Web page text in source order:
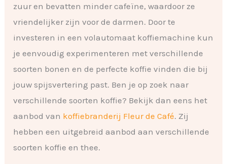
zuur en bevatten minder cafeïne, waardoor ze
vriendelijker zijn voor de darmen. Door te
investeren in een volautomaat koffiemachine kun
je eenvoudig experimenteren met verschillende
soorten bonen en de perfecte koffie vinden die bij
jouw spijsvertering past. Ben je op zoek naar
verschillende soorten koffie? Bekijk dan eens het
aanbod van koffiebranderij Fleur de Café. Zij
hebben een uitgebreid aanbod aan verschillende
soorten koffie en thee.